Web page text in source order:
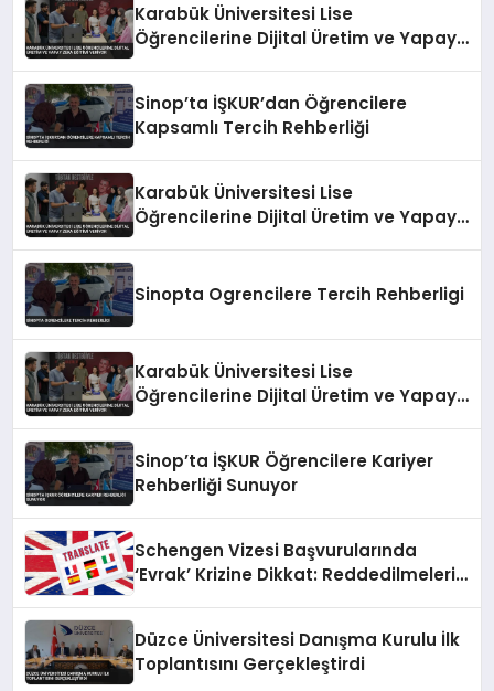
Karabük Üniversitesi Lise
Öğrencilerine Dijital Üretim ve Yapay
Sinop’ta İŞKUR’dan Öğrencilere
Kapsamlı Tercih Rehberliği
Karabük Üniversitesi Lise
Öğrencilerine Dijital Üretim ve Yapay
Sinopta Ogrencilere Tercih Rehberligi
Karabük Üniversitesi Lise
Öğrencilerine Dijital Üretim ve Yapay
Sinop’ta İŞKUR Öğrencilere Kariyer
Rehberliği Sunuyor
Schengen Vizesi Başvurularında
‘Evrak’ Krizine Dikkat: Reddedilmelerin
Düzce Üniversitesi Danışma Kurulu İlk
Toplantısını Gerçekleştirdi